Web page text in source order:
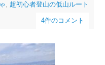
, 超初心者登山の低山ルート
4件のコメント